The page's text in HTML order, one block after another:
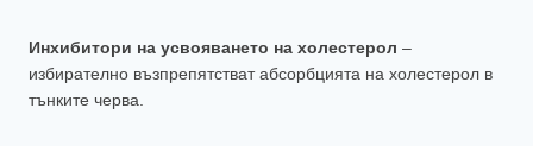
Инхибитори на усвояването на холестерол –
избирателно възпрепятстват абсорбцията на холестерол в
тънките черва.